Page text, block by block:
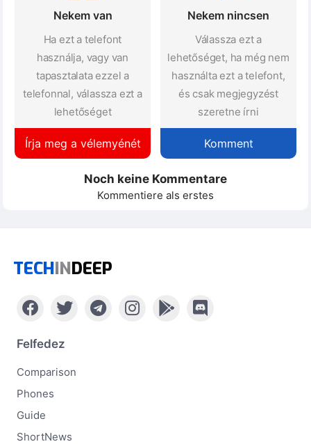
Nekem van
Ha ezt a telefont
használja, vagy van
tapasztalata ezzel a
telefonnal, válassza ezt a
lehetőséget
Írja meg a vélemyénét
Nekem nincsen
Válassza ezt a
lehetőséget, ha még nem
használta ezt a telefont,
és csak megjegyzést
szeretne írni
Komment
Noch keine Kommentare
Kommentiere als erstes
TECHINDEEP
Felfedez
Comparison
Phones
Guide
ShortNews